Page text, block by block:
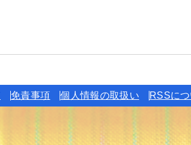
免責事項 個人情報の取扱い RSSに